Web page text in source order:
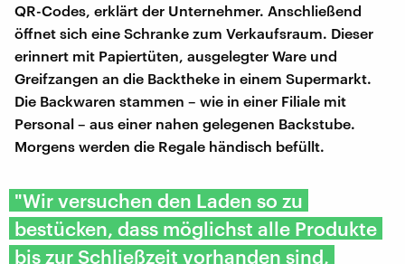
QR-Codes, erklärt der Unternehmer. Anschließend
öffnet sich eine Schranke zum Verkaufsraum. Dieser
erinnert mit Papiertüten, ausgelegter Ware und
Greifzangen an die Backtheke in einem Supermarkt.
Die Backwaren stammen – wie in einer Filiale mit
Personal – aus einer nahen gelegenen Backstube.
Morgens werden die Regale händisch befüllt.
"Wir versuchen den Laden so zu
bestücken, dass möglichst alle Produkte
bis zur Schließzeit vorhanden sind,